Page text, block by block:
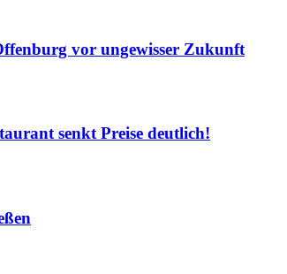
vor ungewisser Zukunft
senkt Preise deutlich!